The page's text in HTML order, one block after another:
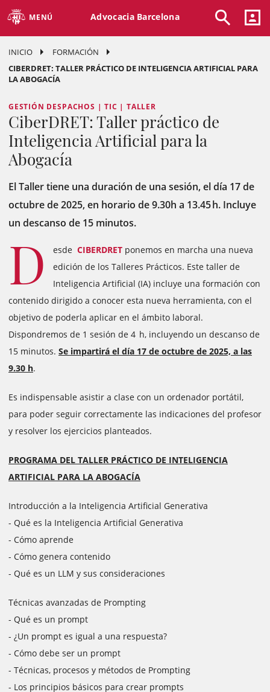
MENÚ Advocacia Barcelona
INICIO
FORMACIÓN
CIBERDRET: TALLER PRÁCTICO DE INTELIGENCIA ARTIFICIAL PARA
LA ABOGACÍA
GESTIÓN DESPACHOS | TIC | TALLER
CiberDRET: Taller práctico de
Inteligencia Artificial para la
Abogacía
El Taller tiene una duración de una sesión, el día 17 de
octubre de 2025, en horario de 9.30h a 13.45 h. Incluye
un descanso de 15 minutos.
D esde CIBERDRET ponemos en marcha una nueva
edición de los Talleres Prácticos. Este taller de
Inteligencia Artificial (IA) incluye una formación con
contenido dirigido a conocer esta nueva herramienta, con el
objetivo de poderla aplicar en el ámbito laboral.
Dispondremos de 1 sesión de 4 h, incluyendo un descanso de
15 minutos. Se impartirá el día 17 de octubre de 2025, a las
9.30 h.
Es indispensable asistir a clase con un ordenador portátil,
para poder seguir correctamente las indicaciones del profesor
y resolver los ejercicios planteados.
PROGRAMA DEL TALLER PRÁCTICO DE INTELIGENCIA
ARTIFICIAL PARA LA ABOGACÍA
Introducción a la Inteligencia Artificial Generativa
- Qué es la Inteligencia Artificial Generativa
- Cómo aprende
- Cómo genera contenido
- Qué es un LLM y sus consideraciones
Técnicas avanzadas de Prompting
- Qué es un prompt
- ¿Un prompt es igual a una respuesta?
- Cómo debe ser un prompt
- Técnicas, procesos y métodos de Prompting
- Los principios básicos para crear prompts